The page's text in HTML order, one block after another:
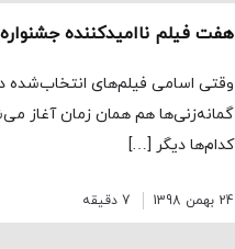
هفت فیلم ناامیدکننده
وقتی اسامی فیلم‌های
گمانه‌زنی‌ها هم همان زمان آغاز
کدام‌ها دیگر […]
24 بهمن 1398 7 دقیقه